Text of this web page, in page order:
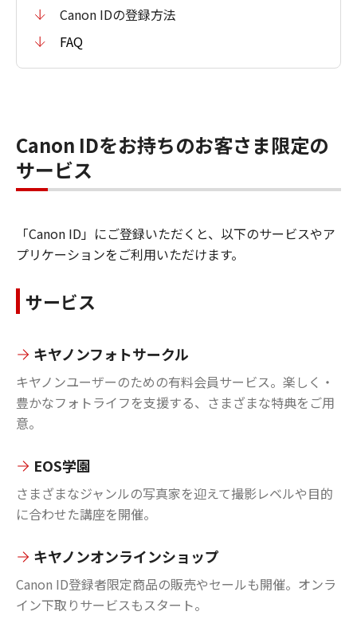
Canon IDの登録方法
FAQ
Canon IDをお持ちのお客さま限定の
サービス
「Canon ID」にご登録いただくと、以下のサービスやア
プリケーションをご利用いただけます。
サービス
キヤノンフォトサークル
キヤノンユーザーのための有料会員サービス。楽しく・
豊かなフォトライフを支援する、さまざまな特典をご用
意。
EOS学園
さまざまなジャンルの写真家を迎えて撮影レベルや目的
に合わせた講座を開催。
キヤノンオンラインショップ
Canon ID登録者限定商品の販売やセールも開催。オンラ
イン下取りサービスもスタート。